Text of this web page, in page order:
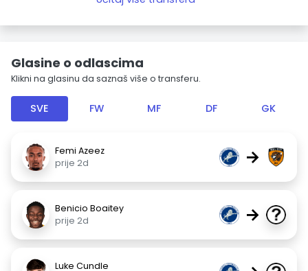
Glasine o odlascima
Klikni na glasinu da saznaš više o transferu.
SVE FW MF DF GK
Femi Azeez
prije 2d
→
Benicio Boaitey
prije 2d
→
Luke Cundle